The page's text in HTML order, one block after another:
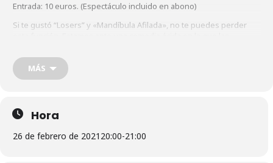
Entrada: 10 euros. (Espectáculo incluido en abono)
Si te gustó “Losers” y «Mandíbula Afilada», no te puedes perder
amigas de la infancia acude a una casa rural para celebrar la
despedida de soltera de una de ellas. Pero los años no pasan en
balde y, aunque sientan un vínculo muy fuerte entre ellas, nada es
Lo que a priori iba a ser un fin de semana a lo loco, enloquecerá un
poco más si cabe: trapos sucios, cosas que nunca se dijeron,
confesiones, alcohol, droga y un enjambre.
MÁS
Hora
26 de febrero de 2021 20:00-21:00